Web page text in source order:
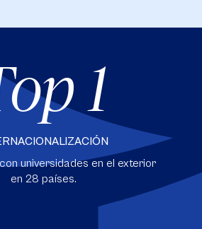
1
universidades en el exterior
en 28 países.